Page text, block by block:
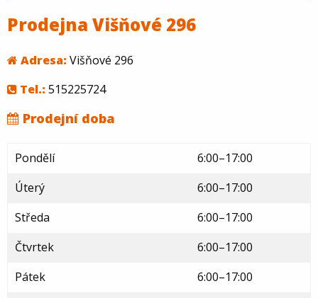
Prodejna Višňové 296
Adresa: Višňové 296
Tel.: 515225724
Prodejní doba
Pondělí
6:00–17:00
Úterý
6:00–17:00
Středa
6:00–17:00
Čtvrtek
6:00–17:00
Pátek
6:00–17:00